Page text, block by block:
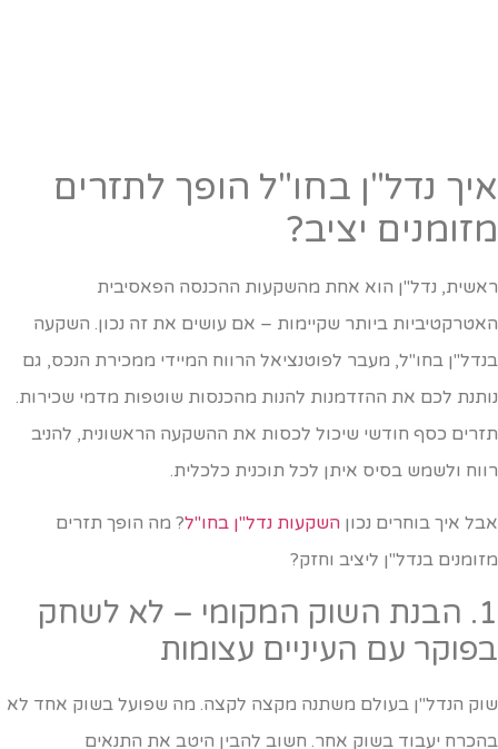
נדל"ן בחו"ל הופך לתזרים
יציב?
נדל"ן הוא אחת מהשקעות ההכנסה הפאסיבית
ביותר שקיימות – אם עושים את זה נכון. השקעה
בחו"ל, מעבר לפוטנציאל הרווח המיידי ממכירת הנכס, גם
לכם את ההזדמנות להנות מהכנסות שוטפות מדמי שכירות.
כסף חודשי שיכול לכסות את ההשקעה הראשונית, להניב
ולשמש בסיס איתן לכל תוכנית כלכלית.
איך בוחרים נכוןהשקעות נדל"ן בחו"ל? מה הופך תזרים
בנדל"ן ליציב וחזק?
1. הבנת השוק המקומי – לא לשחק
עם העיניים עצומות
הנדל"ן בעולם משתנה מקצה לקצה. מה שפועל בשוק אחד לא
יעבוד בשוק אחר. חשוב להבין היטב את התנאים